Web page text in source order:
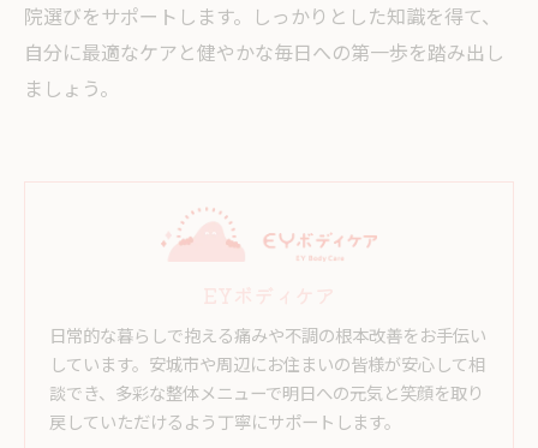
院選びをサポートします。しっかりとした知識を得て、
自分に最適なケアと健やかな毎日への第一歩を踏み出し
ましょう。
日常的な暮らしで抱える痛みや不調の根本改善をお手伝い
しています。安城市や周辺にお住まいの皆様が安心して相
談でき、多彩な整体メニューで明日への元気と笑顔を取り
戻していただけるよう丁寧にサポートします。